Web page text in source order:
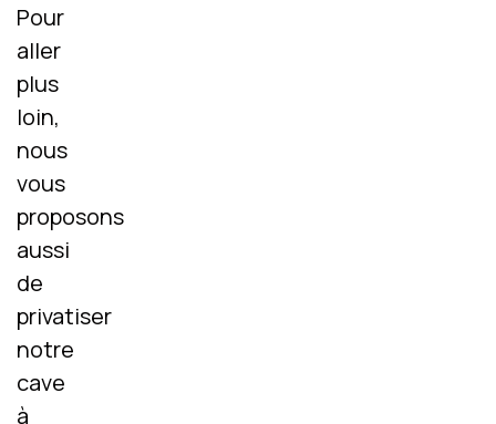
Pour
aller
plus
loin,
nous
vous
proposons
aussi
de
privatiser
notre
cave
à